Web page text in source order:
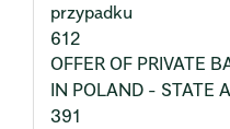
przypadku
612
OFFER OF PRIVATE
IN POLAND - STATE
391